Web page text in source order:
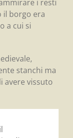
i resti
il borgo era
a cui si
stanchi ma
avere vissuto